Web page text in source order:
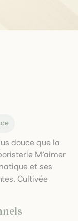
douce que la
M’aimer
et ses
Cultivée